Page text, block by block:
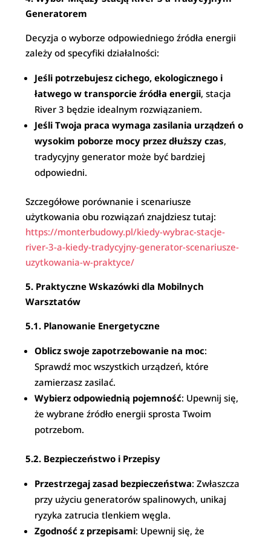
Generatorem
Decyzja o wyborze odpowiedniego źródła energii
zależy od specyfiki działalności:
Jeśli potrzebujesz cichego, ekologicznego i
łatwego w transporcie źródła energii, stacja
River 3 będzie idealnym rozwiązaniem.
Jeśli Twoja praca wymaga zasilania urządzeń o
wysokim poborze mocy przez dłuższy czas,
tradycyjny generator może być bardziej
odpowiedni.
Szczegółowe porównanie i scenariusze
użytkowania obu rozwiązań znajdziesz tutaj:
https://monterbudowy.pl/kiedy-wybrac-stacje-
river-3-a-kiedy-tradycyjny-generator-scenariusze-
uzytkowania-w-praktyce/
5. Praktyczne Wskazówki dla Mobilnych
Warsztatów
5.1. Planowanie Energetyczne
Oblicz swoje zapotrzebowanie na moc:
Sprawdź moc wszystkich urządzeń, które
zamierzasz zasilać.
Wybierz odpowiednią pojemność: Upewnij się,
że wybrane źródło energii sprosta Twoim
potrzebom.
5.2. Bezpieczeństwo i Przepisy
Przestrzegaj zasad bezpieczeństwa: Zwłaszcza
przy użyciu generatorów spalinowych, unikaj
ryzyka zatrucia tlenkiem węgla.
Zgodność z przepisami: Upewnij się, że